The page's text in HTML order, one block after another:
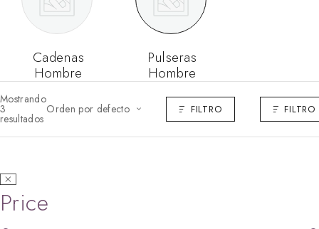
Cadenas
Hombre
Pulseras
Hombre
Mostrando
3
resultados
Orden por defecto FILTRO FILTRO
Price